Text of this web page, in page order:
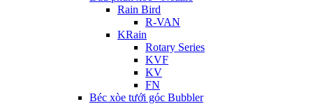
Rain Bird
R-VAN
KRain
Rotary Series
KVF
KV
FN
Béc xòe tưới góc Bubbler